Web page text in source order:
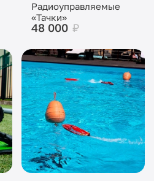
Радиоуправляемые
«Тачки»
48 000 ₽